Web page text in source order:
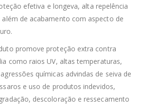
efetiva e longeva, alta repelência
além de acabamento com aspecto de
promove proteção extra contra
como raios UV, altas temperaturas,
químicas advindas de seiva de
e uso de produtos indevidos,
descoloração e ressecamento